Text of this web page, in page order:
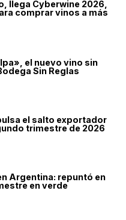
llega Cyberwine 2026,
comprar vinos a más
el nuevo vino sin
Sin Reglas
el salto exportador
trimestre de 2026
Argentina: repuntó en
en verde